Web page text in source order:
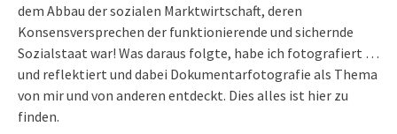
dem Abbau der sozialen Marktwirtschaft, deren
Konsensversprechen der funktionierende und sichernde
Sozialstaat war! Was daraus folgte, habe ich fotografiert …
und reflektiert und dabei Dokumentarfotografie als Thema
von mir und von anderen entdeckt. Dies alles ist hier zu
finden.